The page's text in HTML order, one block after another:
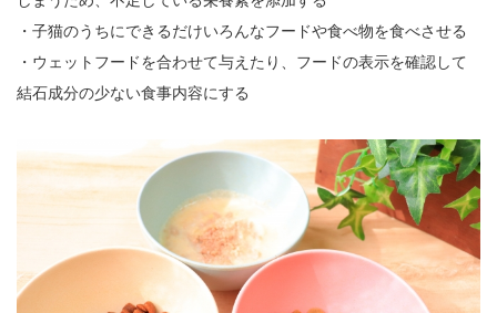
・子猫のうちにできるだけいろんなフードや食べ物を食べさせる
・ウェットフードを合わせて与えたり、フードの表示を確認して
結石成分の少ない食事内容にする